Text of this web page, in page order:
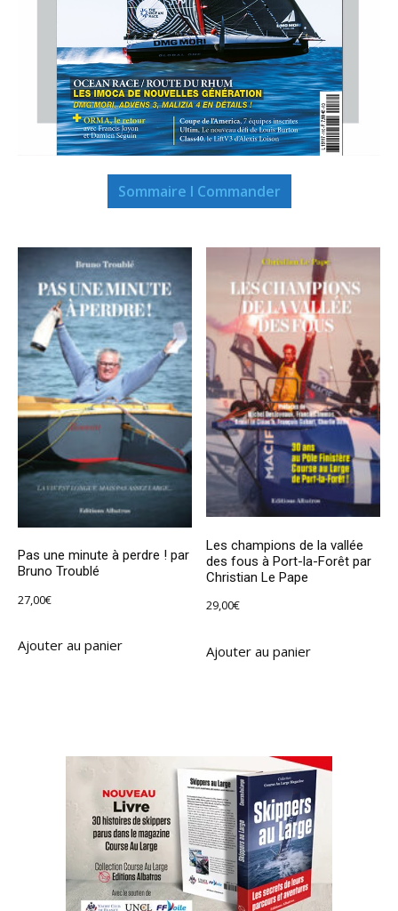
Sommaire I Commander
Pas une minute à perdre ! par
Bruno Troublé
27,00€
Ajouter au panier
Les champions de la vallée
des fous à Port-la-Forêt par
Christian Le Pape
29,00€
Ajouter au panier